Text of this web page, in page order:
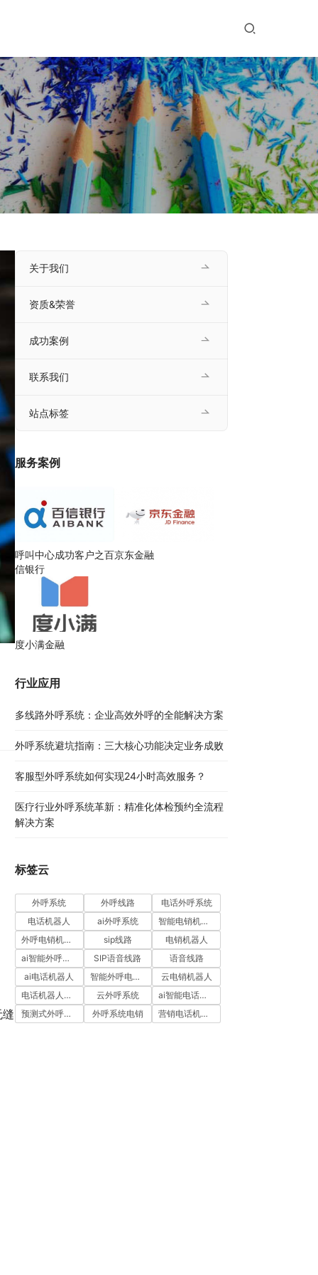
关于我们
资质&荣誉
成功案例
联系我们
站点标签
服务案例
呼叫中心成功客户之百
信银行
京东金融
度小满金融
行业应用
多线路外呼系统：企业高效外呼的全能解决方案​
外呼系统避坑指南：三大核心功能决定业务成败​
客服型外呼系统如何实现24小时高效服务？
医疗行业外呼系统革新：精准化体检预约全流程
解决方案​
标签云
外呼系统 外呼线路
电话外呼系统
电话机器人
ai外呼系统
智能电销机器人
外呼电销机器人
sip线路
电销机器人
ai智能外呼系统
SIP语音线路
语音线路
ai电话机器人
智能外呼电销机器人
云电销机器人
电话机器人外呼
云外呼系统
ai智能电话机器人
预测式外呼系统
外呼系统电销 营销电话机器人